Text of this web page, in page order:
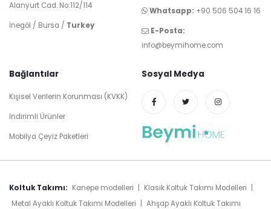
Alanyurt Cad. No:112/114
İnegöl / Bursa / Turkey
Whatsapp: +90 506 504 16 16
E-Posta:
info@beymihome.com
Bağlantılar
Kişisel Verilerin Korunması (KVKK)
İndirimli Ürünler
Mobilya Çeyiz Paketleri
Sosyal Medya
Koltuk Takımı: Kanepe modelleri Klasik Koltuk Takımı Modelleri
Metal Ayaklı Koltuk Takımı Modelleri
Ahşap Ayaklı Koltuk Takımı